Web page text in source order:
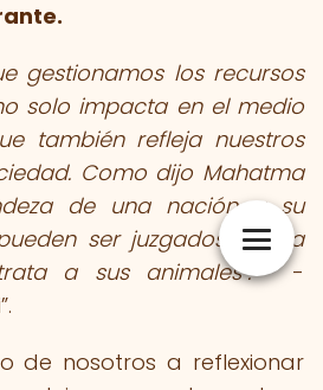
gestionamos los recursos
solo impacta en el medio
también refleja nuestros
Como dijo Mahatma
de una nación y su
ser juzgados por la
a sus animales".
-
.
de nosotros a reflexionar